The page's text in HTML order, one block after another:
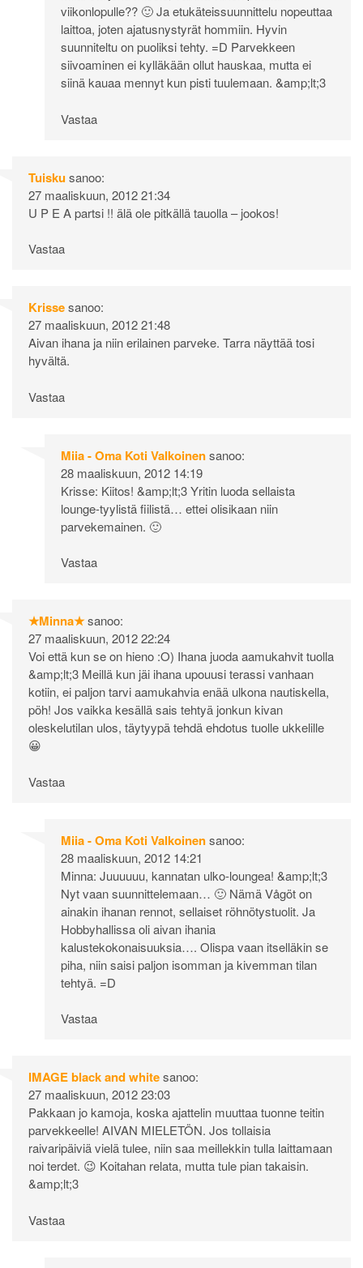
viikonlopulle?? 🙂 Ja etukäteissuunnittelu nopeuttaa
laittoa, joten ajatusnystyrät hommiin. Hyvin
suunniteltu on puoliksi tehty. =D Parvekkeen
siivoaminen ei kylläkään ollut hauskaa, mutta ei
siinä kauaa mennyt kun pisti tuulemaan. &amp;lt;3
Vastaa
Tuiskusanoo:
27 maaliskuun, 2012 21:34
U P E A partsi !! älä ole pitkällä tauolla – jookos!
Vastaa
Krissesanoo:
27 maaliskuun, 2012 21:48
Aivan ihana ja niin erilainen parveke. Tarra näyttää tosi
hyvältä.
Vastaa
Miia - Oma Koti Valkoinensanoo:
28 maaliskuun, 2012 14:19
Krisse: Kiitos! &amp;lt;3 Yritin luoda sellaista
lounge-tyylistä fiilistä… ettei olisikaan niin
parvekemainen. 🙂
Vastaa
★Minna★sanoo:
27 maaliskuun, 2012 22:24
Voi että kun se on hieno :O) Ihana juoda aamukahvit tuolla
&amp;lt;3 Meillä kun jäi ihana upouusi terassi vanhaan
kotiin, ei paljon tarvi aamukahvia enää ulkona nautiskella,
pöh! Jos vaikka kesällä sais tehtyä jonkun kivan
oleskelutilan ulos, täytyypä tehdä ehdotus tuolle ukkelille
😀
Vastaa
Miia - Oma Koti Valkoinensanoo:
28 maaliskuun, 2012 14:21
Minna: Juuuuuu, kannatan ulko-loungea! &amp;lt;3
Nyt vaan suunnittelemaan… 🙂 Nämä Vågöt on
ainakin ihanan rennot, sellaiset röhnötystuolit. Ja
Hobbyhallissa oli aivan ihania
kalustekokonaisuuksia…. Olispa vaan itselläkin se
piha, niin saisi paljon isomman ja kivemman tilan
tehtyä. =D
Vastaa
IMAGE black and whitesanoo:
27 maaliskuun, 2012 23:03
Pakkaan jo kamoja, koska ajattelin muuttaa tuonne teitin
parvekkeelle! AIVAN MIELETÖN. Jos tollaisia
raivaripäiviä vielä tulee, niin saa meillekkin tulla laittamaan
noi terdet. 😉 Koitahan relata, mutta tule pian takaisin.
&amp;lt;3
Vastaa